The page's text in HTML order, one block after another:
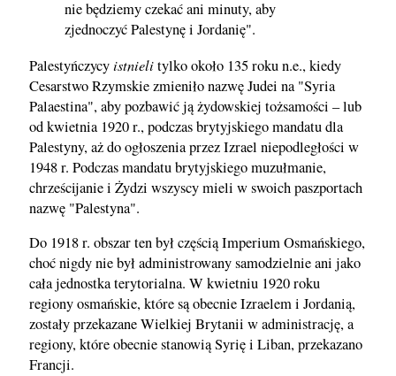
nie będziemy czekać ani minuty, aby
zjednoczyć Palestynę i Jordanię".
Palestyńczycyistnielitylko około 135 roku n.e., kiedy
Cesarstwo Rzymskie zmieniło nazwę Judei na "Syria
Palaestina", aby pozbawić ją żydowskiej tożsamości – lub
od kwietnia 1920 r., podczas brytyjskiego mandatu dla
Palestyny, aż do ogłoszenia przez Izrael niepodległości w
1948 r. Podczas mandatu brytyjskiego muzułmanie,
chrześcijanie i Żydzi wszyscy mieli w swoich paszportach
nazwę "Palestyna".
Do 1918 r. obszar ten był częścią Imperium Osmańskiego,
choć nigdy nie był administrowany samodzielnie ani jako
cała jednostka terytorialna. W kwietniu 1920 roku
regiony osmańskie, które są obecnie Izraelem i Jordanią,
zostały przekazane Wielkiej Brytanii w administrację, a
regiony, które obecnie stanowią Syrię i Liban, przekazano
Francji.